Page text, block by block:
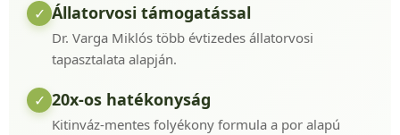
✓ Állatorvosi támogatással
Dr. Varga Miklós több évtizedes állatorvosi
tapasztalata alapján.
✓ 20x-os hatékonyság
Kitinváz-mentes folyékony formula a por alapú